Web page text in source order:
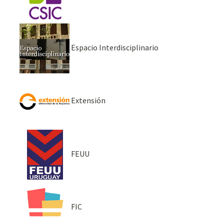
Espacio Interdisciplinario
Extensión
FEUU
FIC